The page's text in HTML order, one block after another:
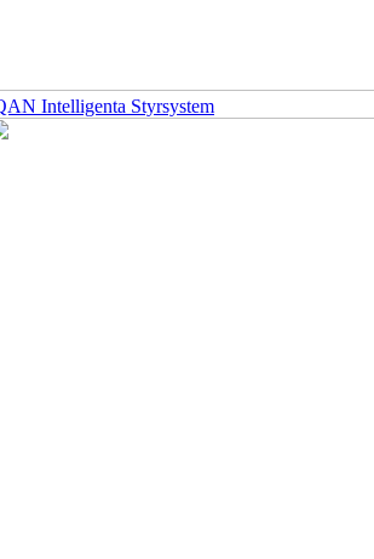
Intelligenta Styrsystem